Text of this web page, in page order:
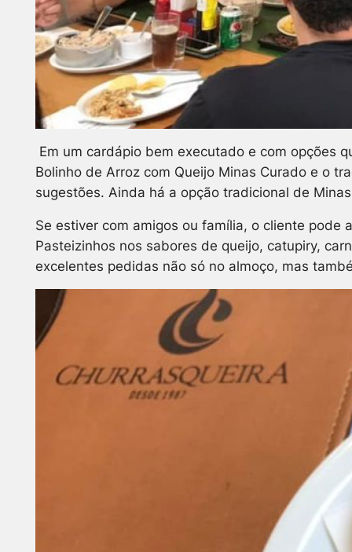
Em um cardápio bem executado e com opções
Bolinho de Arroz com Queijo Minas Curado e o
sugestões. Ainda há a opção tradicional de
Se estiver com amigos ou família, o cliente pode
Pasteizinhos nos sabores de queijo, catupiry,
excelentes pedidas não só no almoço, mas